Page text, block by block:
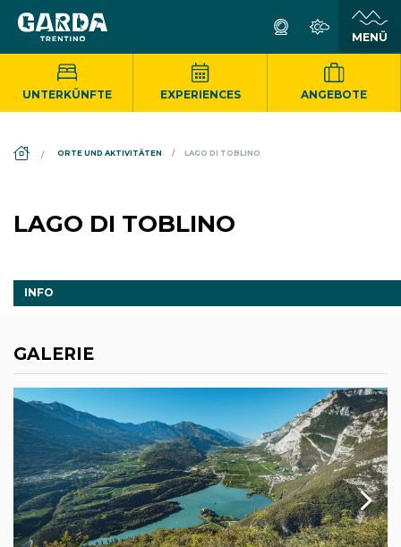
UNTERKÜNFTE EXPERIENCES ANGEBOTE
ORTE UND AKTIVITÄTEN LAGO DI TOBLINO
LAGO DI TOBLINO
INFO
GALERIE